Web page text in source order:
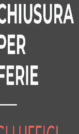
(EGE) ,
all’interno di
per ottimizzare
prospettive di
energetici,
rispetti le